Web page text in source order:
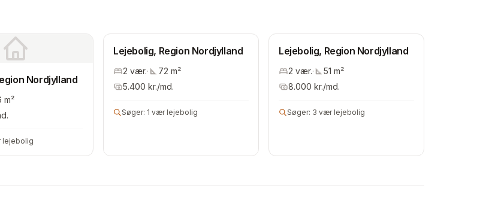
Nordjylland
m²
lejebolig
Lejebolig, Region Nordjylland
2 vær.· 72 m²
5.400 kr./md.
Søger: 1 vær lejebolig
Lejebolig, Region Nordjylland
2 vær.· 51 m²
8.000 kr./md.
Søger: 3 vær lejebolig